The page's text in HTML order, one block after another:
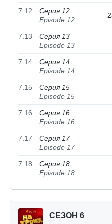
7.12
Серия 12
Episode 12
7.13
Серия 13
Episode 13
7.14
Серия 14
Episode 14
7.15
Серия 15
Episode 15
7.16
Серия 16
Episode 16
7.17
Серия 17
Episode 17
7.18
Серия 18
Episode 18
СЕЗОН 6